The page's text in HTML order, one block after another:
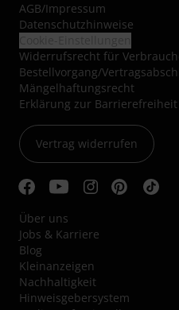
AGB/Impressum
Datenschutzhinweise
Widerrufsrecht für
Bestellvorgang/
Mängelhaftungsrecht
Erklärung zur Barrierefreiheit
Vertrag widerrufen
Über uns
Jobs & Karriere
Blog
Kleinanzeigen
Nachhaltigkeit
Hinweisgebersystem